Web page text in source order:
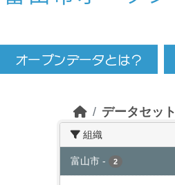
データセット
組織
富山市 - 2